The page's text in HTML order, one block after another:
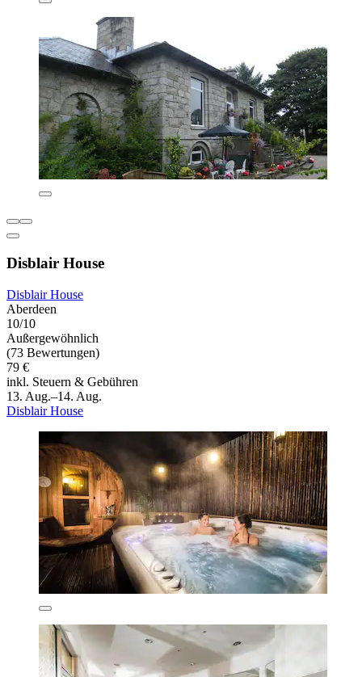
Disblair House
Disblair House
Aberdeen
10/10
Außergewöhnlich
(73 Bewertungen)
79 €
inkl. Steuern & Gebühren
13. Aug.–14. Aug.
Disblair House